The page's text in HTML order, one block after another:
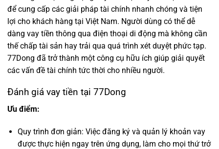
để cung cấp các giải pháp tài chính nhanh chóng và tiện
lợi cho khách hàng tại Việt Nam. Người dùng có thể dễ
dàng vay tiền thông qua điện thoại di động mà không cần
thế chấp tài sản hay trải qua quá trình xét duyệt phức tạp.
77Dong đã trở thành một công cụ hữu ích giúp giải quyết
các vấn đề tài chính tức thời cho nhiều người.
Đánh giá vay tiền tại 77Dong
Ưu điểm:
Quy trình đơn giản: Việc đăng ký và quản lý khoản vay
được thực hiện ngay trên ứng dụng, làm cho mọi thứ trở